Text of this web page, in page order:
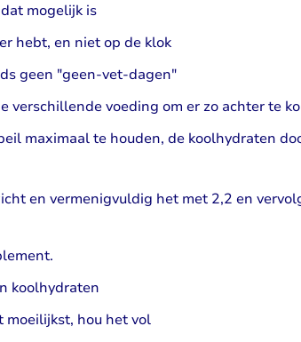
mogelijk is
hebt, en niet op de klok
geen "geen-vet-dagen"
verschillende voeding om er zo achter te
maximaal te houden, de koolhydraten
en vermenigvuldig het met 2,2 en
koolhydraten
moeilijkst, hou het vol